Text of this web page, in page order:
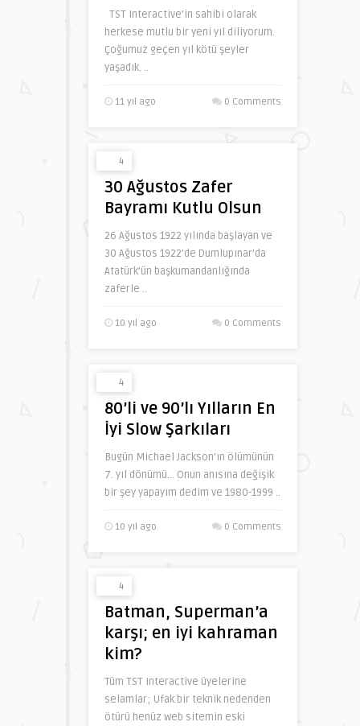
TST Interactive’in sahibi olarak
herkese mutlu bir yeni yıl diliyorum.
Çoğumuz geçen yıl kötü şeyler
yaşadık. ..
11 yıl ago 0 Comments
4
30 Ağustos Zafer
Bayramı Kutlu Olsun
26 Ağustos 1922 yılında başlayan ve
30 Ağustos 1922’de Dumlupınar’da
Atatürk’ün başkumandanlığında
zaferle ..
10 yıl ago 0 Comments
4
80’li ve 90’lı Yılların En
İyi Slow Şarkıları
Bugün Michael Jackson’ın ölümünün
7. yıl dönümü… Onun anısına değişik
bir şey yapayım dedim ve 1980-1999 ..
10 yıl ago 0 Comments
4
Batman, Superman’a
karşı; en iyi kahraman
kim?
Tüm TST Interactive üyelerine
selamlar; Ufak bir teknik nedenden
ötürü henüz web sitemin eski